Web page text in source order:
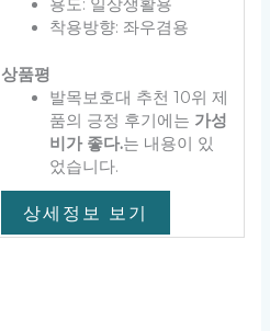
용도: 일상생활용
착용방향: 좌우겸용
상품평
발목보호대 추천 10위 제
품의 긍정 후기에는 가성
비가 좋다.는 내용이 있
었습니다.
상세정보 보기